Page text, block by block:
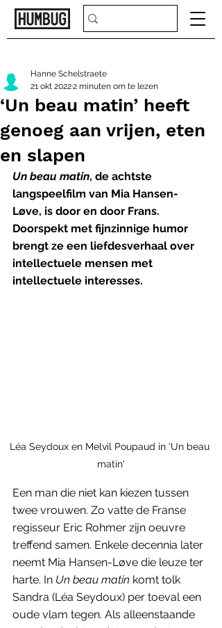
‘Un beau matin’ heeft
genoeg aan vrijen, eten
en slapen
Hanne Schelstraete
21 okt 20222 minuten om te lezen
Un beau matin, de achtste
langspeelfilm van Mia Hansen-
Løve, is door en door Frans.
Doorspekt met fijnzinnige humor
brengt ze een liefdesverhaal over
intellectuele mensen met
intellectuele interesses.
Léa Seydoux en Melvil Poupaud in 'Un beau
matin'
Een man die niet kan kiezen tussen
twee vrouwen. Zo vatte de Franse
regisseur Eric Rohmer zijn oeuvre
treffend samen. Enkele decennia later
neemt Mia Hansen-Løve die leuze ter
harte. In Un beau matin komt tolk
Sandra (Léa Seydoux) per toeval een
oude vlam tegen. Als alleenstaande